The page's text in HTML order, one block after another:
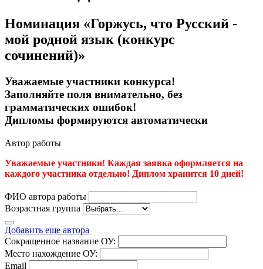
Номинация «Горжусь, что Русский -
мой родной язык (конкурс
сочинений)»
Уважаемые участники конкурса!
Заполняйте поля внимательно, без
грамматических ошибок!
Дипломы формируются автоматически
Автор работы
Уважаемые участники! Каждая заявка оформляется на
каждого участника отдельно! Диплом хранится 10 дней!
ФИО автора работы
Возрастная группа
Добавить еще автора
Сокращенное название ОУ:
Место нахождение ОУ:
Email